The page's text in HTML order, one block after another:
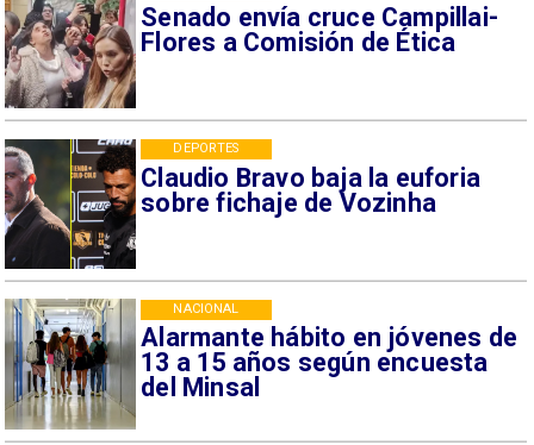
Senado envía cruce Campillai-
Flores a Comisión de Ética
Claudio Bravo baja la euforia
sobre fichaje de Vozinha
DEPORTES
Alarmante hábito en jóvenes de
13 a 15 años según encuesta
del Minsal
NACIONAL